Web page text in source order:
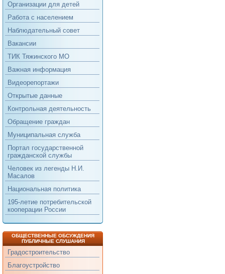
Организации для детей
Работа с населением
Наблюдательный совет
Вакансии
ТИК Тяжинского МО
Важная информация
Видеорепортажи
Открытые данные
Контрольная деятельность
Обращение граждан
Муниципальная служба
Портал государственной
гражданской службы
Человек из легенды Н.И.
Масалов
Национальная политика
195-летие потребительской
кооперации России
ОБЩЕСТВЕННЫЕ ОБСУЖДЕНИЯ
ПУБЛИЧНЫЕ СЛУШАНИЯ
Градостроительство
Благоустройство